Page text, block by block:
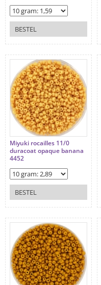
BESTEL
Miyuki rocailles 11/0
duracoat opaque banana
4452
BESTEL